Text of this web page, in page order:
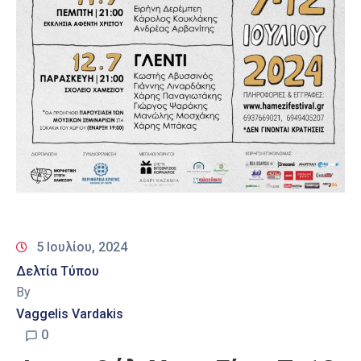
5 Ιουλίου, 2024
Δελτία Τύπου
By
Vaggelis Vardakis
0